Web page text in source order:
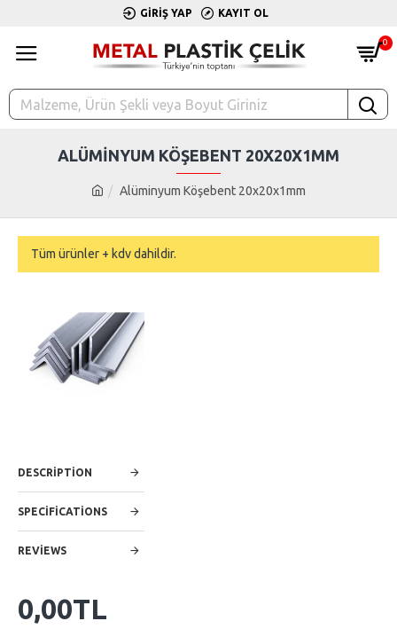
GIRIŞ YAP KAYIT OL
0
Alüminyum Köşebent 20x20x1mm
ALÜMINYUM KÖŞEBENT 20X20X1MM
Tüm ürünler + kdv dahildir.
DESCRIPTION
SPECIFICATIONS
REVIEWS
0,00TL